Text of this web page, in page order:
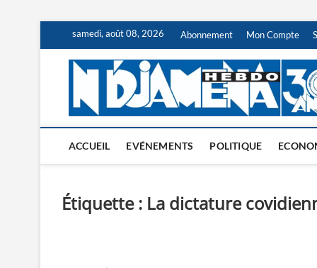
content
samedi, août 08, 2026 Abonnement Mon Compte
ACCUEIL EVÉNEMENTS POLITIQUE
Étiquette : La dictature